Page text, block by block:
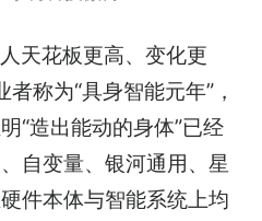
天花板更高、变化更
称为“具身智能元年”，
“造出能动的身体”已经
自变量、银河通用、星
件本体与智能系统上均